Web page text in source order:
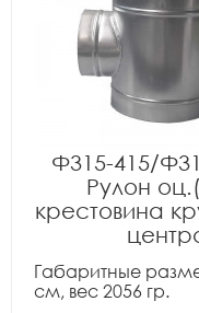
Ф315-415/
Рулон
крестовина
Габаритные
см, вес 2056 гр.